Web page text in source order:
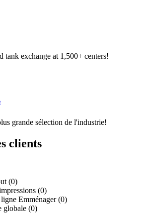
tank exchange at 1,500+ centers!
grande sélection de l'industrie!
clients
(0)
(0)
Emménager (0)
globale (0)